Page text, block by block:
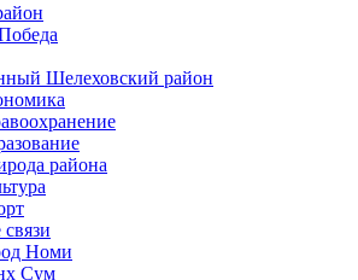
Шелеховский район
района
Номи
Сум